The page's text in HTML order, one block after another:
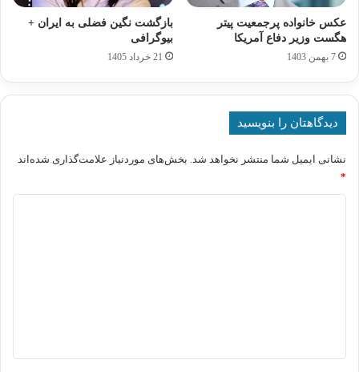
عکس خانواده پرجمعیت پیتر
هگست وزیر دفاع آمریکا
7 بهمن 1403
بازگشت نگین فضلی به ایران +
بیوگرافی
21 خرداد 1405
دیدگاهتان را بنویسید
نشانی ایمیل شما منتشر نخواهد شد. بخش‌های موردنیاز علامت‌گذاری شده‌اند
*